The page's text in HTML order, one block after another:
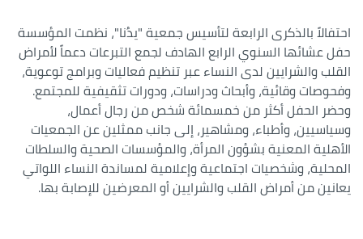
احتفالاً بالذكرى الرابعة لتأسيس جمعية "يدُنا"، نظمت المؤسسة
حفل عشائها السنوي الرابع الهادف لجمع التبرعات دعماً لأمراض
القلب والشرايين لدى النساء عبر تنظيم فعاليات وبرامج توعوية،
وفحوصات وقائية، وأبحاث ودراسات، ودورات تثقيفية للمجتمع.
وحضر الحفل أكثر من خمسمائة شخص من رجال أعمال،
وسياسيين، وأطباء، ومشاهير، إلى جانب ممثلين عن الجمعيات
الأهلية المعنية بشؤون المرأة، والمؤسسات الصحية والسلطات
المحلية، وشخصيات اجتماعية وإعلامية لمساندة النساء اللواتي
يعانين من أمراض القلب والشرايين أو المعرضين للإصابة بها.